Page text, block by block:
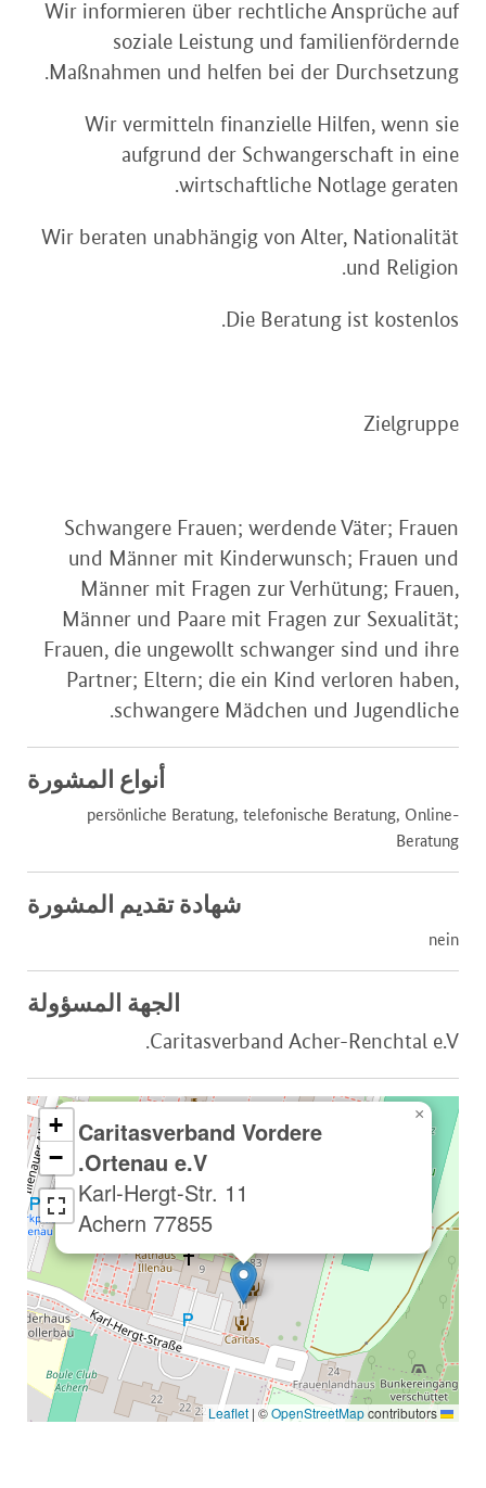
Wir informieren über rechtliche Ansprüche auf
soziale Leistung und familienfördernde
Maßnahmen und helfen bei der Durchsetzung.
Wir vermitteln finanzielle Hilfen, wenn sie
aufgrund der Schwangerschaft in eine
wirtschaftliche Notlage geraten.
Wir beraten unabhängig von Alter, Nationalität
und Religion.
Die Beratung ist kostenlos.
Zielgruppe
Schwangere Frauen; werdende Väter; Frauen
und Männer mit Kinderwunsch; Frauen und
Männer mit Fragen zur Verhütung; Frauen,
Männer und Paare mit Fragen zur Sexualität;
Frauen, die ungewollt schwanger sind und ihre
Partner; Eltern; die ein Kind verloren haben,
schwangere Mädchen und Jugendliche.
أنواع المشورة
persönliche Beratung, telefonische Beratung, Online-
Beratung
شهادة تقديم المشورة
nein
الجهة المسؤولة
Caritasverband Acher-Renchtal e.V.
Caritasverband Vordere
Ortenau e.V.
Karl-Hergt-Str. 11
77855 Achern
×
+
−
| ©OpenStreetMapcontributors